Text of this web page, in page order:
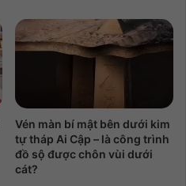
Vén màn bí mật bên dưới kim
tự tháp Ai Cập – là công trình
đồ sộ được chôn vùi dưới
cát?